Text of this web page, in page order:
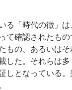
る「時代の徴」は
て確認されたも
もの、あるいは
した。それらは多
しとなっている